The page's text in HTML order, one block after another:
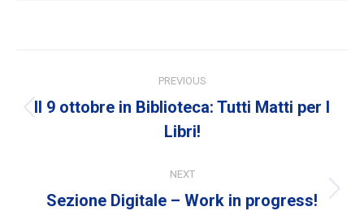
navigation
PREVIOUS
Previous
post:
Il 9 ottobre in Biblioteca: Tutti Matti per I
Libri!
NEXT
Next
Sezione Digitale – Work in progress!